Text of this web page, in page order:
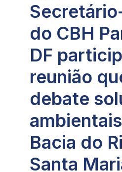
do CBH
DF
reunião
debate
Bacia do
Santa